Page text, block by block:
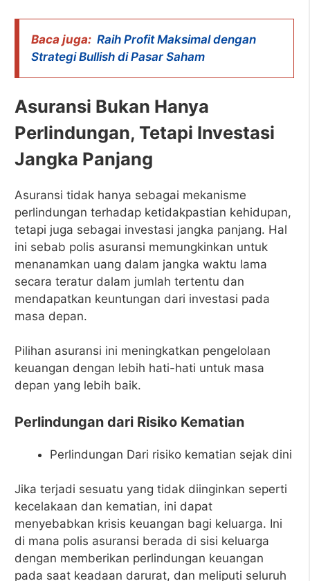
Baca juga: Raih Profit Maksimal dengan
Strategi Bullish di Pasar Saham
Asuransi Bukan Hanya
Perlindungan, Tetapi Investasi
Jangka Panjang
Asuransi tidak hanya sebagai mekanisme
perlindungan terhadap ketidakpastian kehidupan,
tetapi juga sebagai investasi jangka panjang. Hal
ini sebab polis asuransi memungkinkan untuk
menanamkan uang dalam jangka waktu lama
secara teratur dalam jumlah tertentu dan
mendapatkan keuntungan dari investasi pada
masa depan.
Pilihan asuransi ini meningkatkan pengelolaan
keuangan dengan lebih hati-hati untuk masa
depan yang lebih baik.
Perlindungan dari Risiko Kematian
Perlindungan Dari risiko kematian sejak dini
Jika terjadi sesuatu yang tidak diinginkan seperti
kecelakaan dan kematian, ini dapat
menyebabkan krisis keuangan bagi keluarga. Ini
di mana polis asuransi berada di sisi keluarga
dengan memberikan perlindungan keuangan
pada saat keadaan darurat, dan meliputi seluruh